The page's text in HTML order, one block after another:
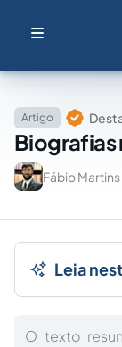
Artigo
Biografias
Fábio
Leia
O texto